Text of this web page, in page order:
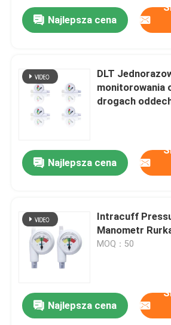
Najlepsza cena
DLT
monitorowania
drogach
Najlepsza cena
Intracuff
Manometr
MOQ：50
Najlepsza cena